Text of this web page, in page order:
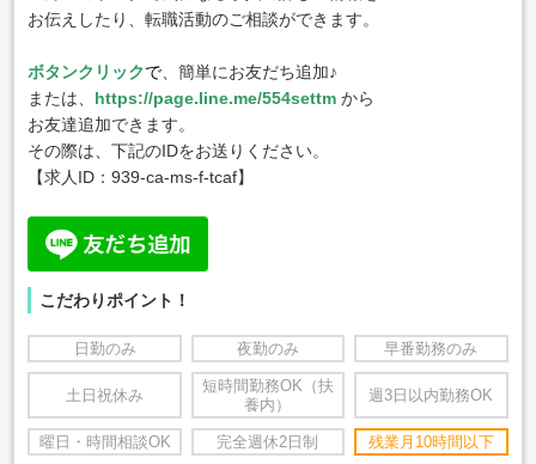
お伝えしたり、転職活動のご相談ができます。
ボタンクリックで 、簡単にお友だち追加♪
または、 https://page.line.me/554settm から
お友達追加できます。
その際は、下記のIDをお送りください。
【求人ID：939-ca-ms-f-tcaf】
こだわりポイント！
日勤のみ 夜勤のみ 早番勤務のみ
土日祝休み
短時間勤務OK（扶
養内）
週3日以内勤務OK
曜日・時間相談OK 完全週休2日制 残業月10時間以下